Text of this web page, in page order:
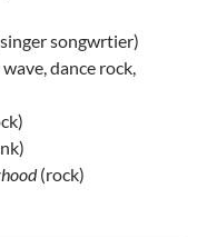
songwrtier)
dance rock,
(rock)